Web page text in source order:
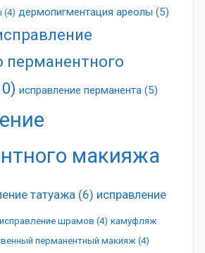
(4) дермопигментация ареолы (5)
перманентного
исправление перманента (5)
макияжа
татуажа (6) исправление
исправление шрамов (4) камуфляж
перманентный макияж (4)